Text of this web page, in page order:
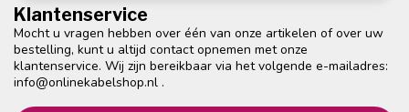
Klantenservice
Mocht u vragen hebben over één van onze artikelen of over uw
bestelling, kunt u altijd contact opnemen met onze
klantenservice. Wij zijn bereikbaar via het volgende e-mailadres:
info@onlinekabelshop.nl .